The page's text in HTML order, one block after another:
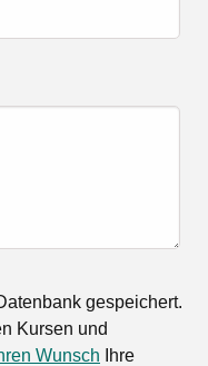
gespeichert.
Kursen und
Wunsch Ihre